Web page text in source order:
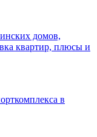
домов,
квартир, плюсы и
в